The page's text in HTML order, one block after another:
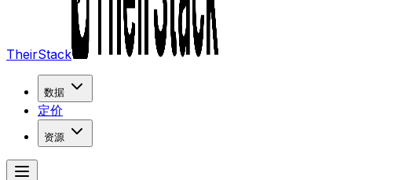
TheirStack
数据
定价
资源